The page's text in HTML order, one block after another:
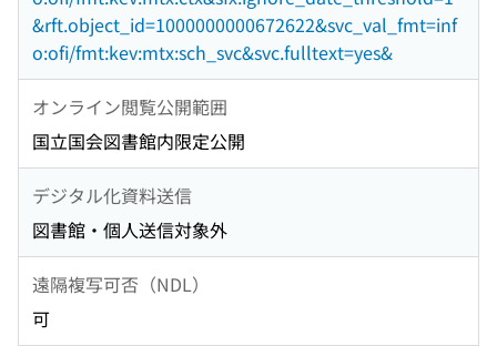
&rft.object_id=1000000000672622&svc_val_fmt=inf
o:ofi/fmt:kev:mtx:sch_svc&svc.fulltext=yes&
オンライン閲覧公開範囲
国立国会図書館内限定公開
デジタル化資料送信
図書館・個人送信対象外
遠隔複写可否（NDL）
可